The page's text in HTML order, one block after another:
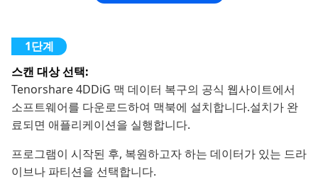
스캔 대상 선택:
Tenorshare 4DDiG 맥 데이터 복구의 공식 웹사이트에서
소프트웨어를 다운로드하여 맥북에 설치합니다.설치가 완
료되면 애플리케이션을 실행합니다.
프로그램이 시작된 후, 복원하고자 하는 데이터가 있는 드라
이브나 파티션을 선택합니다.